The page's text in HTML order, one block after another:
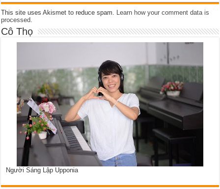
This site uses Akismet to reduce spam.
Learn how your comment data is
processed
Cô Thọ
Người Sáng Lập Upponia